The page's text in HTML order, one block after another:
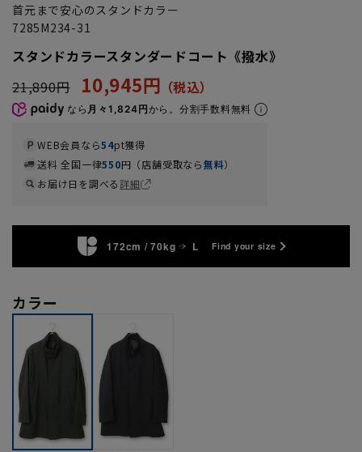
首元まで安心のスタンドカラー
7285M234-31
スタンドカラースタンダードコート《撥水》
21,890円
10,945円
なら 月々1,824円から。分割手数料無料
WEB会員なら54pt獲得
送料 全国一律550円（店舗受取なら無料）
お届け日を調べる詳細
172cm / 70kg L Find your size
カラー